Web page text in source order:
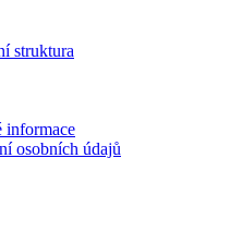
struktura
informace
osobních údajů